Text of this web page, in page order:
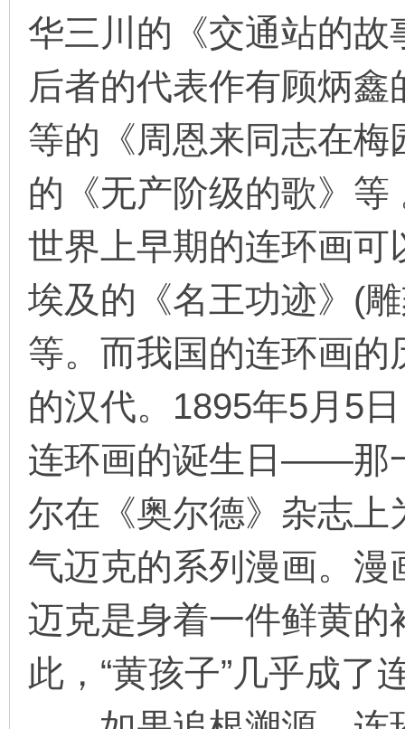
华三川的《交通站的
后者的代表作有顾炳
等的《周恩来同志在
的《无产阶级的歌》等
世界上早期的连环画
埃及的《名王功迹》(
等。而我国的连环画
的汉代。1895年5月5
连环画的诞生日——那
尔在《奥尔德》杂志
气迈克的系列漫画。
迈克是身着一件鲜黄
此，“黄孩子”几乎成